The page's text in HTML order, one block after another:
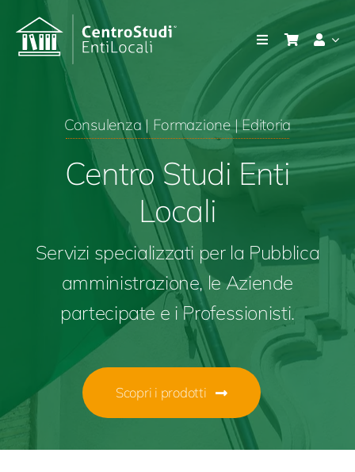
contenuto
Toggle
Navigation
Azienda
Consulenza e servizi
Notizie e bandi
Consulenza | Formazione | Editoria
Centro Studi Enti
Locali
Servizi specializzati per la Pubblica
amministrazione, le Aziende
partecipate e iProfessionisti.
Scopri i prodotti